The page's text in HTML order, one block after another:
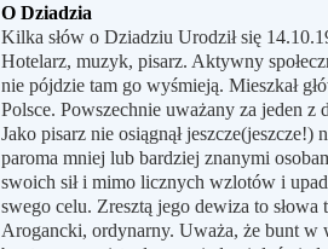
O Dziadzia
Kilka słów o Dziadziu Urodził się
Hotelarz, muzyk, pisarz. Aktywny
nie pójdzie tam go wyśmieją. Mieszkał
Polsce. Powszechnie uważany za jeden
Jako pisarz nie osiągnął jeszcze(jeszcze!)
paroma mniej lub bardziej znanymi
swoich sił i mimo licznych wzlotów i
swego celu. Zresztą jego dewiza to
Arogancki, ordynarny. Uważa, że bunt w